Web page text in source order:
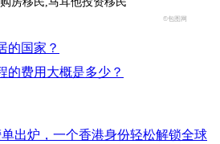
图网
的国家？
的费用大概是多少？
出炉，一个香港身份轻松解锁全球